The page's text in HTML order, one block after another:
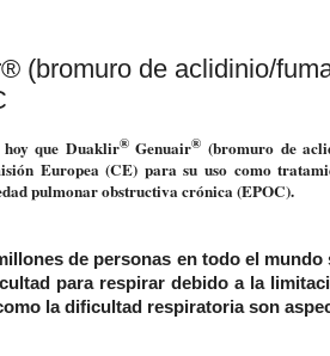
(bromuro de aclidinio/
hoy que Duaklir®Genuair® (bromuro de
Europea (CE) para su uso como
pulmonar obstructiva crónica (EPOC).
de personas en todo el
para respirar debido a la
la dificultad respiratoria son